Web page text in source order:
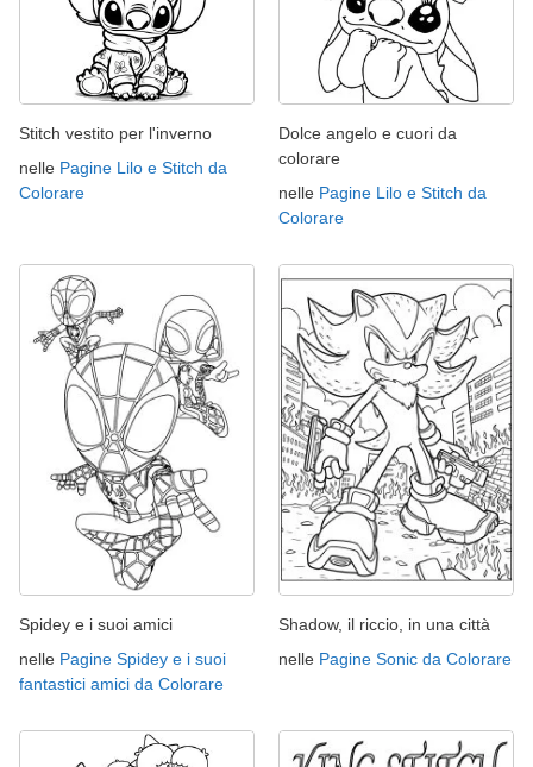
Stitch vestito per l'inverno
nelle Pagine Lilo e Stitch da
Colorare
Dolce angelo e cuori da
colorare
nelle Pagine Lilo e Stitch da
Colorare
Spidey e i suoi amici
nelle Pagine Spidey e i suoi
fantastici amici da Colorare
Shadow, il riccio, in una città
nelle Pagine Sonic da Colorare